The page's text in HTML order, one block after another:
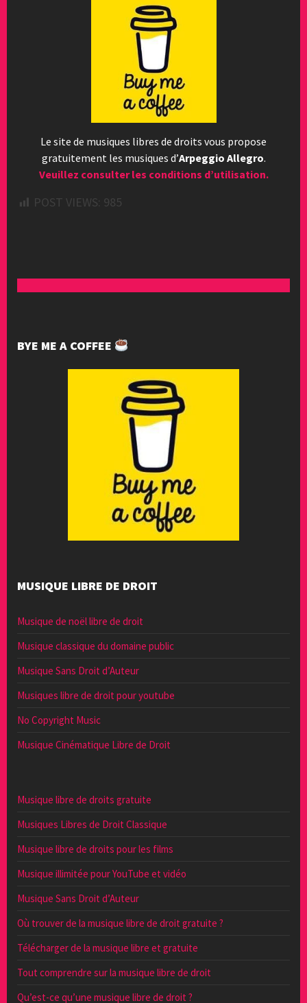
Le site de musiques libres de droits vous propose
gratuitement les musiques d’Arpeggio Allegro.
Veuillez consulter les conditions d’utilisation.
POST VIEWS: 985
BYE ME A COFFEE
MUSIQUE LIBRE DE DROIT
Musique de noël libre de droit
Musique classique du domaine public
Musique Sans Droit d’Auteur
Musiques libre de droit pour youtube
No Copyright Music
Musique Cinématique Libre de Droit
Musique libre de droits gratuite
Musiques Libres de Droit Classique
Musique libre de droits pour les films
Musique illimitée pour YouTube et vidéo
Musique Sans Droit d’Auteur
Où trouver de la musique libre de droit gratuite ?
Télécharger de la musique libre et gratuite
Tout comprendre sur la musique libre de droit
Qu’est-ce qu’une musique libre de droit ?